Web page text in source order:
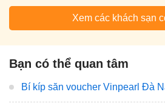
Xem các khách sạn
Bạn có thể quan tâm
Bí kíp săn voucher Vinpearl Đà